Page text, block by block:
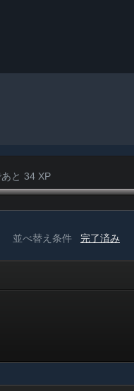
と 34 XP
並べ替え条件 完了済み